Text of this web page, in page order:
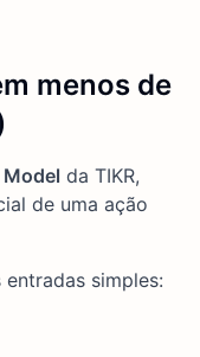
menos de
da TIKR,
de uma ação
simples: